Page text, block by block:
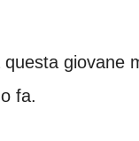
giovane
fa.